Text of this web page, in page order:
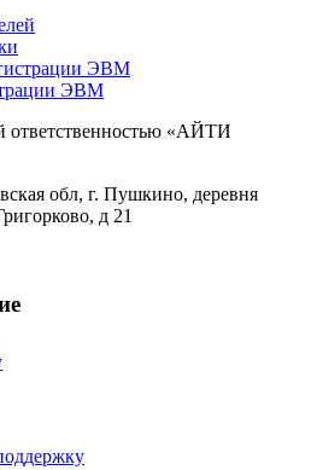
ЭВМ
ЭВМ
ответственностью «АЙТИ
обл, г. Пушкино, деревня
д 21